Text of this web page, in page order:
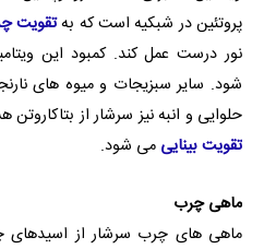
پروتئین در شبکیه است که بهتقویت
نور درست عمل کند. کمبود این
شود. سایر سبزیجات و میوه های
حلوایی و انبه نیز سرشار از
تقویت بینایی می شود.
ماهی چرب